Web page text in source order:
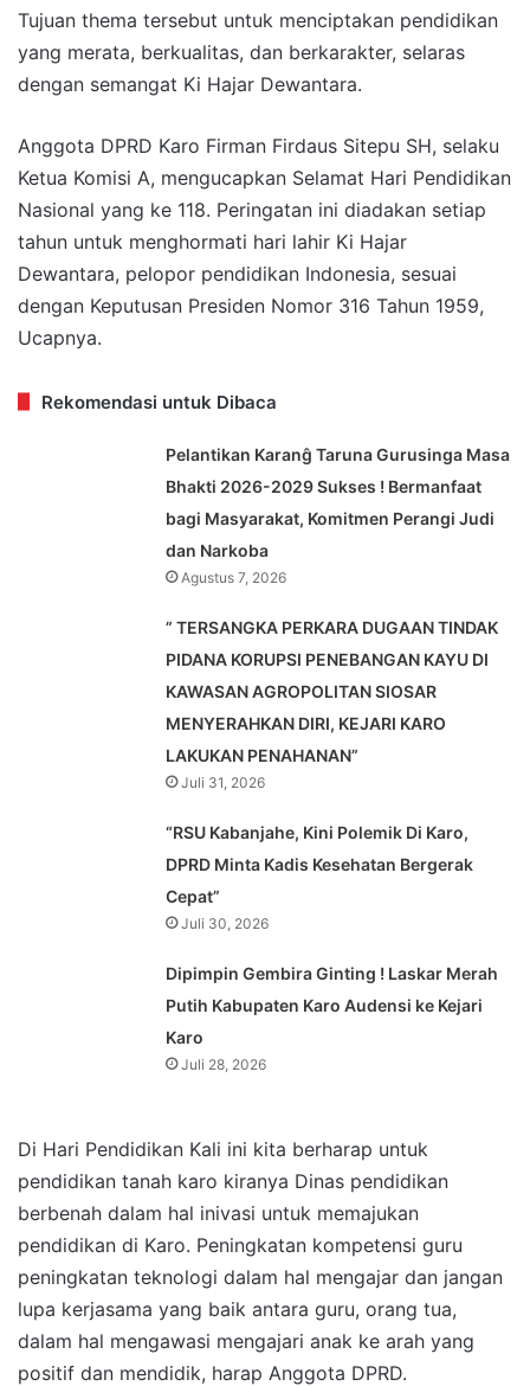
Tujuan thema tersebut untuk menciptakan pendidikan
yang merata, berkualitas, dan berkarakter, selaras
dengan semangat Ki Hajar Dewantara.
Anggota DPRD Karo Firman Firdaus Sitepu SH, selaku
Ketua Komisi A, mengucapkan Selamat Hari Pendidikan
Nasional yang ke 118. Peringatan ini diadakan setiap
tahun untuk menghormati hari lahir Ki Hajar
Dewantara, pelopor pendidikan Indonesia, sesuai
dengan Keputusan Presiden Nomor 316 Tahun 1959,
Ucapnya.
Rekomendasi untuk Dibaca
Pelantikan Karanĝ Taruna Gurusinga Masa
Bhakti 2026-2029 Sukses ! Bermanfaat
bagi Masyarakat, Komitmen Perangi Judi
dan Narkoba
Agustus 7, 2026
” TERSANGKA PERKARA DUGAAN TINDAK
PIDANA KORUPSI PENEBANGAN KAYU DI
KAWASAN AGROPOLITAN SIOSAR
MENYERAHKAN DIRI, KEJARI KARO
LAKUKAN PENAHANAN”
Juli 31, 2026
“RSU Kabanjahe, Kini Polemik Di Karo,
DPRD Minta Kadis Kesehatan Bergerak
Cepat”
Juli 30, 2026
Dipimpin Gembira Ginting ! Laskar Merah
Putih Kabupaten Karo Audensi ke Kejari
Karo
Juli 28, 2026
Di Hari Pendidikan Kali ini kita berharap untuk
pendidikan tanah karo kiranya Dinas pendidikan
berbenah dalam hal inivasi untuk memajukan
pendidikan di Karo. Peningkatan kompetensi guru
peningkatan teknologi dalam hal mengajar dan jangan
lupa kerjasama yang baik antara guru, orang tua,
dalam hal mengawasi mengajari anak ke arah yang
positif dan mendidik, harap Anggota DPRD.